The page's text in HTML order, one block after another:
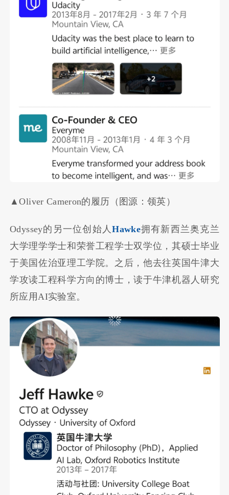
▲Oliver Cameron的履历（图源：领英）
Odyssey的另一位创始人Hawke拥有新西兰奥克兰
大学理学学士和荣誉工程学士双学位，其硕士毕业
于美国佐治亚理工学院。之后，他去往英国牛津大
学攻读工程科学方向的博士，读于牛津机器人研究
所应用AI实验室。